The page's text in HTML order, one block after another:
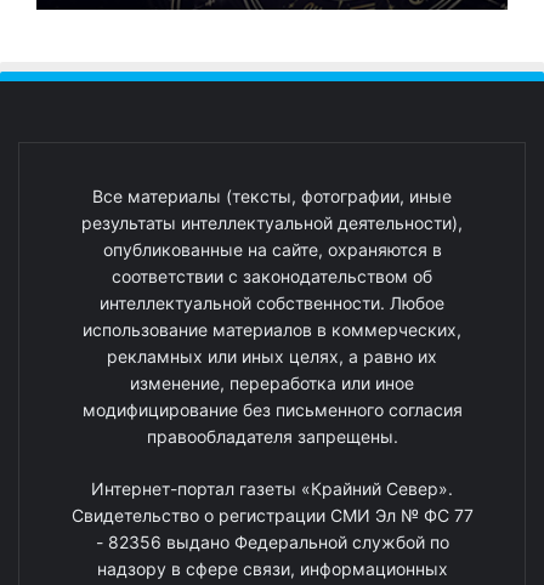
Все материалы (тексты, фотографии, иные
результаты интеллектуальной деятельности),
опубликованные на сайте, охраняются в
соответствии с законодательством об
интеллектуальной собственности. Любое
использование материалов в коммерческих,
рекламных или иных целях, а равно их
изменение, переработка или иное
модифицирование без письменного согласия
правообладателя запрещены.
Интернет-портал газеты «Крайний Север».
Свидетельство о регистрации СМИ Эл № ФС 77
- 82356 выдано Федеральной службой по
надзору в сфере связи, информационных